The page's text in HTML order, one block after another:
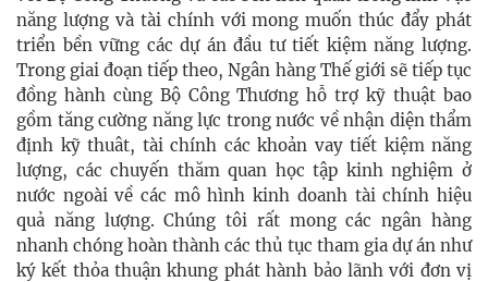
năng lượng và tài chính với mong muốn thúc đẩy phát
triển bền vững các dự án đầu tư tiết kiệm năng lượng.
Trong giai đoạn tiếp theo, Ngân hàng Thế giới sẽ tiếp tục
đồng hành cùng Bộ Công Thương hỗ trợ kỹ thuật bao
gồm tăng cường năng lực trong nước về nhận diện thẩm
định kỹ thuât, tài chính các khoản vay tiết kiệm năng
lượng, các chuyến thăm quan học tập kinh nghiệm ở
nước ngoài về các mô hình kinh doanh tài chính hiệu
quả năng lượng. Chúng tôi rất mong các ngân hàng
nhanh chóng hoàn thành các thủ tục tham gia dự án như
ký kết thỏa thuận khung phát hành bảo lãnh với đơn vị